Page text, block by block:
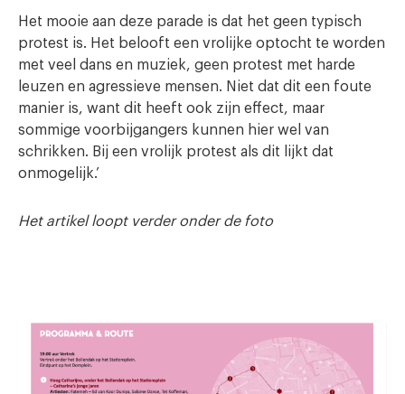
Het mooie aan deze parade is dat het geen typisch
protest is. Het belooft een vrolijke optocht te worden
met veel dans en muziek, geen protest met harde
leuzen en agressieve mensen. Niet dat dit een foute
manier is, want dit heeft ook zijn effect, maar
sommige voorbijgangers kunnen hier wel van
schrikken. Bij een vrolijk protest als dit lijkt dat
onmogelijk.’
Het artikel loopt verder onder de foto